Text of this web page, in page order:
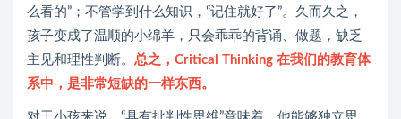
么看的”；不管学到什么知识，“记住就好了”。久而久之，
孩子变成了温顺的小绵羊，只会乖乖的背诵、做题，缺乏
主见和理性判断。 总之，Critical Thinking 在我们的教育体
系中，是非常短缺的一样东西。